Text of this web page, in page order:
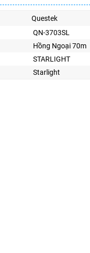
Questek
QN-3703SL
Hồng Ngoại 70m
STARLIGHT
Starlight